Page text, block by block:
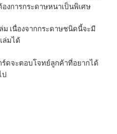
งการกระดาษหนาเป็นพิเศษ
ม เนื่องจากกระดาษชนิดนี้จะมี
ล่มได้
ร์ดจะตอบโจทย์ลูกค้าที่อยากได้
ป